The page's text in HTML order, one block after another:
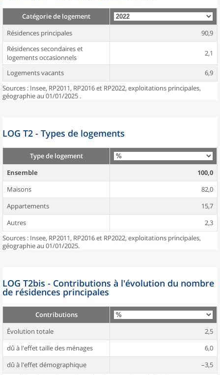
Catégorie de logement
Résidences principales
90,9
Résidences secondaires et
logements occasionnels
2,1
Logements vacants
6,9
Sources : Insee, RP2011, RP2016 et RP2022, exploitations principales,
géographie au 01/01/2025 .
LOG T2 - Types de logements
Type de logement
Ensemble
100,0
Maisons
82,0
Appartements
15,7
Autres
2,3
Sources : Insee, RP2011, RP2016 et RP2022, exploitations principales,
géographie au 01/01/2025.
LOG T2bis - Contributions à l'évolution du nombre
de résidences principales
Contributions
Évolution totale
2,5
dû à l'effet taille des ménages
6,0
dû à l'effet démographique
–3,5